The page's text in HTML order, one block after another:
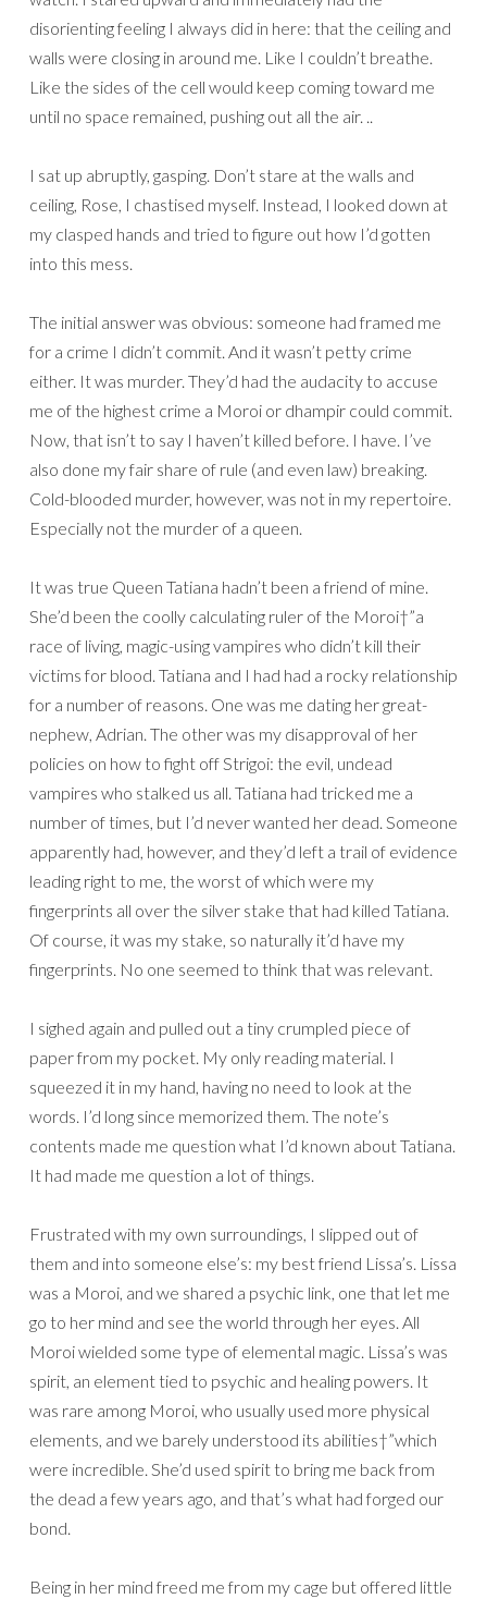
disorienting feeling I always did in here: that the ceiling and
walls were closing in around me. Like I couldn’t breathe.
Like the sides of the cell would keep coming toward me
until no space remained, pushing out all the air. ..
I sat up abruptly, gasping. Don’t stare at the walls and
ceiling, Rose, I chastised myself. Instead, I looked down at
my clasped hands and tried to figure out how I’d gotten
into this mess.
The initial answer was obvious: someone had framed me
for a crime I didn’t commit. And it wasn’t petty crime
either. It was murder. They’d had the audacity to accuse
me of the highest crime a Moroi or dhampir could commit.
Now, that isn’t to say I haven’t killed before. I have. I’ve
also done my fair share of rule (and even law) breaking.
Cold-blooded murder, however, was not in my repertoire.
Especially not the murder of a queen.
It was true Queen Tatiana hadn’t been a friend of mine.
She’d been the coolly calculating ruler of the Moroi†”a
race of living, magic-using vampires who didn’t kill their
victims for blood. Tatiana and I had had a rocky relationship
for a number of reasons. One was me dating her great-
nephew, Adrian. The other was my disapproval of her
policies on how to fight off Strigoi: the evil, undead
vampires who stalked us all. Tatiana had tricked me a
number of times, but I’d never wanted her dead. Someone
apparently had, however, and they’d left a trail of evidence
leading right to me, the worst of which were my
fingerprints all over the silver stake that had killed Tatiana.
Of course, it was my stake, so naturally it’d have my
fingerprints. No one seemed to think that was relevant.
I sighed again and pulled out a tiny crumpled piece of
paper from my pocket. My only reading material. I
squeezed it in my hand, having no need to look at the
words. I’d long since memorized them. The note’s
contents made me question what I’d known about Tatiana.
It had made me question a lot of things.
Frustrated with my own surroundings, I slipped out of
them and into someone else’s: my best friend Lissa’s. Lissa
was a Moroi, and we shared a psychic link, one that let me
go to her mind and see the world through her eyes. All
Moroi wielded some type of elemental magic. Lissa’s was
spirit, an element tied to psychic and healing powers. It
was rare among Moroi, who usually used more physical
elements, and we barely understood its abilities†”which
were incredible. She’d used spirit to bring me back from
the dead a few years ago, and that’s what had forged our
bond.
Being in her mind freed me from my cage but offered little